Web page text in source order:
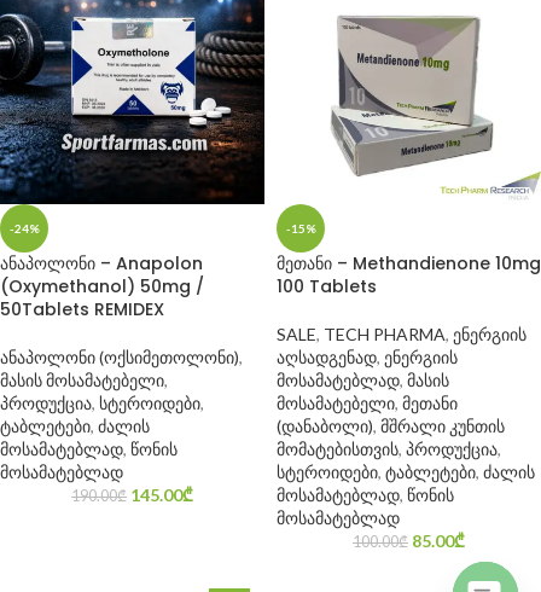
-24%
ანაპოლონი – Anapolon
(Oxymethanol) 50mg /
50Tablets REMIDEX
ანაპოლონი (ოქსიმეთოლონი),
მასის მოსამატებელი,
პროდუქცია, სტეროიდები,
ტაბლეტები, ძალის
მოსამატებლად, წონის
მოსამატებლად
190.00₾ 145.00₾
-15%
მეთანი – Methandienone 10mg
100 Tablets
SALE, TECH PHARMA, ენერგიის
აღსადგენად, ენერგიის
მოსამატებლად, მასის
მოსამატებელი, მეთანი
(დანაბოლი), მშრალი კუნთის
მომატებისთვის, პროდუქცია,
სტეროიდები, ტაბლეტები, ძალის
მოსამატებლად, წონის
მოსამატებლად
100.00₾ 85.00₾